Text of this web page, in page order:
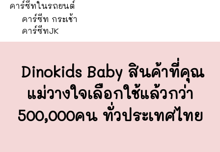
คาร์ซีทในรถยนต์
คาร์ซีท กระเช้า
คาร์ซีทJK
Dinokids Baby สินค้าที่คุณ
แม่วางใจเลือกใช้แล้วกว่า
500,000คน ทั่วประเทศไทย